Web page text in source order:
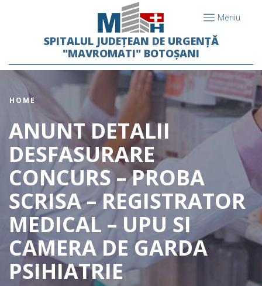
Meniu
SPITALUL JUDEȚEAN DE URGENȚĂ
"MAVROMATI" BOTOȘANI
HOME
ANUNT DETALII
DESFASURARE
CONCURS – PROBA
SCRISA – REGISTRATOR
MEDICAL – UPU SI
CAMERA DE GARDA
PSIHIATRIE